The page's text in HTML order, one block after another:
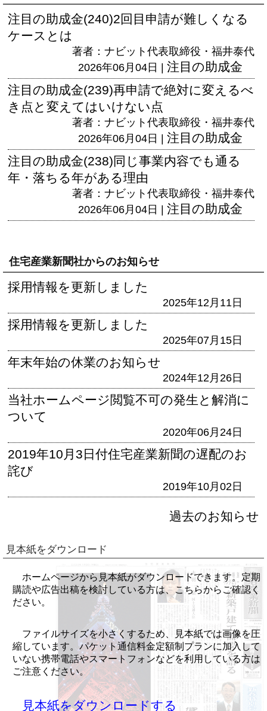
注目の助成金(240)2回目申請が難しくなる
ケースとは
著者：ナビット代表取締役・福井泰代
2026年06月04日 | 注目の助成金
注目の助成金(239)再申請で絶対に変えるべ
き点と変えてはいけない点
著者：ナビット代表取締役・福井泰代
2026年06月04日 | 注目の助成金
注目の助成金(238)同じ事業内容でも通る
年・落ちる年がある理由
著者：ナビット代表取締役・福井泰代
2026年06月04日 | 注目の助成金
住宅産業新聞社からのお知らせ
採用情報を更新しました
2025年12月11日
採用情報を更新しました
2025年07月15日
年末年始の休業のお知らせ
2024年12月26日
当社ホームページ閲覧不可の発生と解消に
ついて
2020年06月24日
2019年10月3日付住宅産業新聞の遅配のお
詫び
2019年10月02日
過去のお知らせ
見本紙をダウンロード
ホームページから見本紙がダウンロードできます。定期
購読や広告出稿を検討している方は、こちらからご確認く
ださい。
ファイルサイズを小さくするため、見本紙では画像を圧
縮しています。パケット通信料金定額制プランに加入して
いない携帯電話やスマートフォンなどを利用している方は
ご注意ください。
見本紙をダウンロードする